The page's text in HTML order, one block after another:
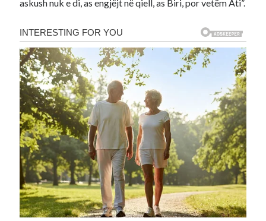
askush nuk e di, as engjëjt në qiell, as Biri, por vetëm Ati”.